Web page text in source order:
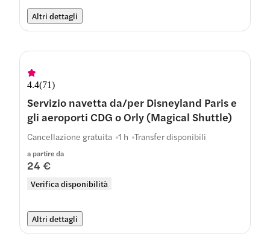
Altri dettagli
4.4(71)
Servizio navetta da/per Disneyland Paris e
gli aeroporti CDG o Orly (Magical Shuttle)
a partire da
24 €
Verifica disponibilità
Cancellazione gratuita 1 h Transfer disponibili
Altri dettagli